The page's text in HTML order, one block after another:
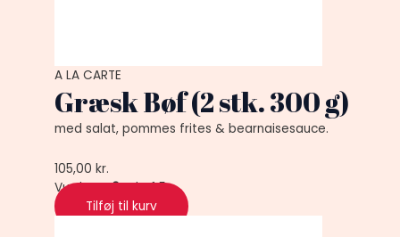
A LA CARTE
Græsk Bøf (2 stk. 300 g)
med salat, pommes frites & bearnaisesauce.
105,00kr.
Vurderet0ud af 5
Tilføj til kurv